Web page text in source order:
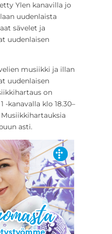
Ylen kanavilla jo
uudenlaista
sävelet ja
uudenlaisen
musiikki ja illan
uudenlaisen
on
-kanavalla klo 18.30–
Musiikkihartauksia
asti.